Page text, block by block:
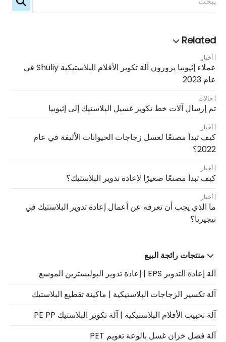
أخبار
عملاء إثيوبيا يزورون آلة تكوير الأفلام البلاستيكية Shuliy في
عام 2023
حالات
تم إرسال آلات خط تكوير غسيل البلاستيك إلى إثيوبيا
أخبار
كيف تبدأ مصنعًا لغسل زجاجات الحيوانات الأليفة في عام
2022؟
أخبار
كيف تبدأ مصنعًا صغيرًا لإعادة تدوير البلاستيك؟
أخبار
ما الذي يجب أن تعرفه عن أعمال إعادة تدوير البلاستيك في
نيجيريا؟
منتجات رائجة البيع
آلة إعادة التدوير EPS | إعادة تدوير البوليسترين الموسع
آلة تكسير الزجاجات البلاستيكية | ماكينة تقطيع البلاستيك
آلة تحبيب الأفلام البلاستيكية | آلة تكوير البلاستيك PE PP
آلة فصل خزان غسل بالوعة تعويم PET